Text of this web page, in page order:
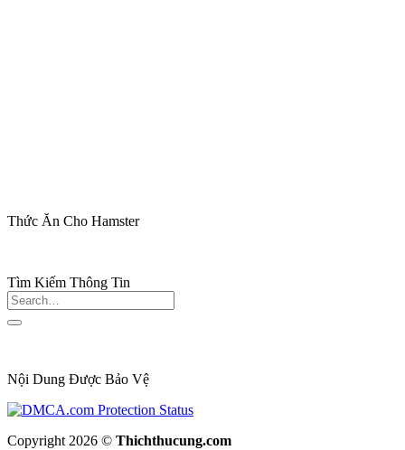
Thức Ăn Cho Hamster
Tìm Kiếm Thông Tin
Nội Dung Được Bảo Vệ
Copyright 2026 © Thichthucung.com